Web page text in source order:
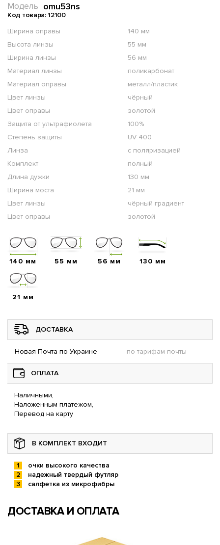
omu53ns
Модель
Код товара: 12100
Ширина оправы
140 мм
Высота линзы
55 мм
Ширина линзы
56 мм
Материал линзы
поликарбонат
Материал оправы
металл/пластик
Цвет линзы
чёрный
Цвет оправы
золотой
Защита от ультрафиолета
100%
Степень защиты
UV 400
Линза
с поляризацией
Комплект
полный
Длина дужки
130 мм
Ширина моста
21 мм
Цвет линзы
чёрный градиент
Цвет оправы
золотой
140 мм 55 мм 56 мм 130 мм
21 мм
ДОСТАВКА
Новая Почта по Украине по тарифам почты
ОПЛАТА
Наличными,
Наложенным платежом,
Перевод на карту
В КОМПЛЕКТ ВХОДИТ
очки высокого качества
надежный твердый футляр
салфетка из микрофибры
ДОСТАВКА И ОПЛАТА